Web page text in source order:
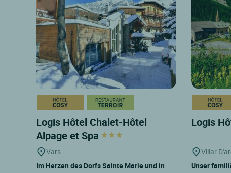
Logis Hôtel Chalet-Hôtel
Alpage et Spa
Vars
Im Herzen des Dorfs Sainte Marie und in
Logis
Villar
Unser